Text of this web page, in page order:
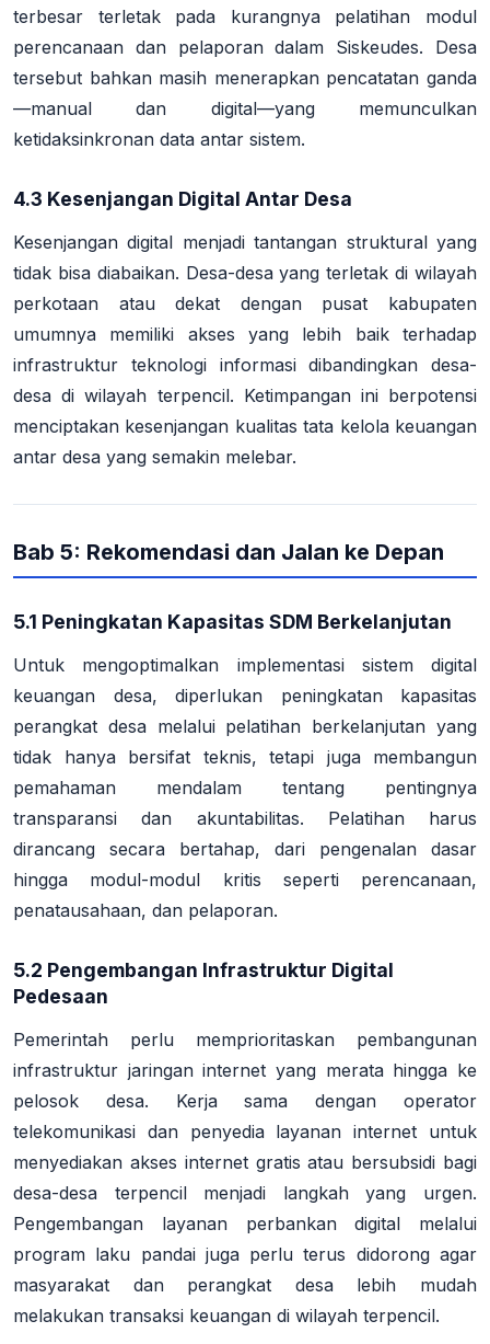
terbesar terletak pada kurangnya pelatihan modul
perencanaan dan pelaporan dalam Siskeudes. Desa
tersebut bahkan masih menerapkan pencatatan ganda
—manual dan digital—yang memunculkan
ketidaksinkronan data antar sistem.
4.3 Kesenjangan Digital Antar Desa
Kesenjangan digital menjadi tantangan struktural yang
tidak bisa diabaikan. Desa-desa yang terletak di wilayah
perkotaan atau dekat dengan pusat kabupaten
umumnya memiliki akses yang lebih baik terhadap
infrastruktur teknologi informasi dibandingkan desa-
desa di wilayah terpencil. Ketimpangan ini berpotensi
menciptakan kesenjangan kualitas tata kelola keuangan
antar desa yang semakin melebar.
Bab 5: Rekomendasi dan Jalan ke Depan
5.1 Peningkatan Kapasitas SDM Berkelanjutan
Untuk mengoptimalkan implementasi sistem digital
keuangan desa, diperlukan peningkatan kapasitas
perangkat desa melalui pelatihan berkelanjutan yang
tidak hanya bersifat teknis, tetapi juga membangun
pemahaman mendalam tentang pentingnya
transparansi dan akuntabilitas. Pelatihan harus
dirancang secara bertahap, dari pengenalan dasar
hingga modul-modul kritis seperti perencanaan,
penatausahaan, dan pelaporan.
5.2 Pengembangan Infrastruktur Digital
Pedesaan
Pemerintah perlu memprioritaskan pembangunan
infrastruktur jaringan internet yang merata hingga ke
pelosok desa. Kerja sama dengan operator
telekomunikasi dan penyedia layanan internet untuk
menyediakan akses internet gratis atau bersubsidi bagi
desa-desa terpencil menjadi langkah yang urgen.
Pengembangan layanan perbankan digital melalui
program laku pandai juga perlu terus didorong agar
masyarakat dan perangkat desa lebih mudah
melakukan transaksi keuangan di wilayah terpencil.